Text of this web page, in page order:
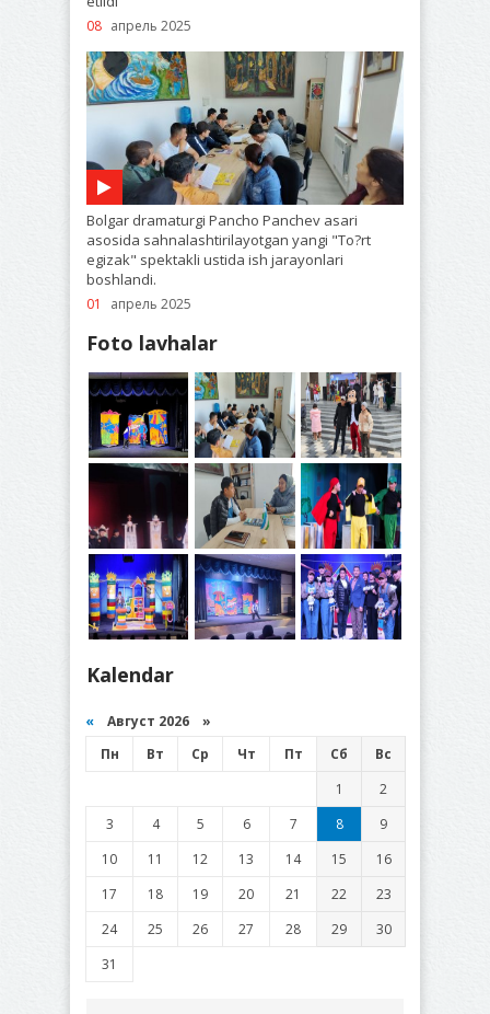
08 апрель 2025
Bolgar dramaturgi Pancho Panchev asari
asosida sahnalashtirilayotgan yangi "To?rt
egizak" spektakli ustida ish jarayonlari
boshlandi.
01 апрель 2025
Foto lavhalar
Kalendar
« Август 2026 »
Пн
Вт Ср Чт Пт Сб
Вс
1
2
3
4 5 6 7 8
9
10
11 12 13 14 15
16
17
18 19 20 21 22
23
24
25 26 27 28 29
30
31